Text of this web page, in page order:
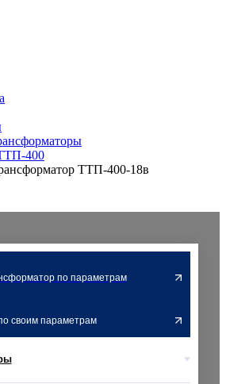
400
ТТП-400-18в
по параметрам
своим параметрам